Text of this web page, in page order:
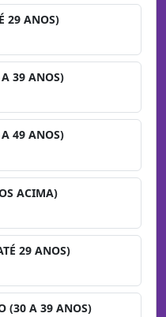
29 ANOS)
39 ANOS)
49 ANOS)
ACIMA)
29 ANOS)
(30 A 39 ANOS)